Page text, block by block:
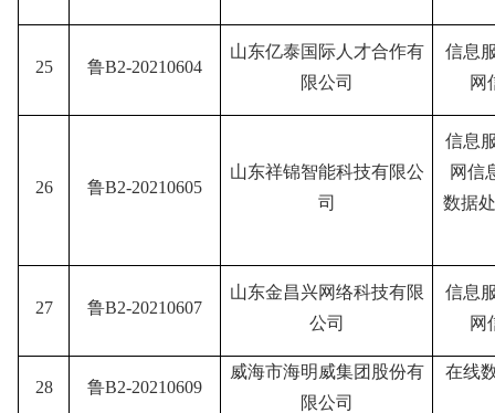
25 鲁B2-20210604
山东亿泰国际人才合作有
限公司
信息
网
26 鲁B2-20210605
山东祥锦智能科技有限公
司
信息
网信
数据
27 鲁B2-20210607
山东金昌兴网络科技有限
公司
信息
网
28 鲁B2-20210609
威海市海明威集团股份有
限公司
在线